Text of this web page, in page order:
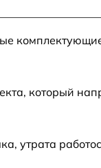
который
утрата